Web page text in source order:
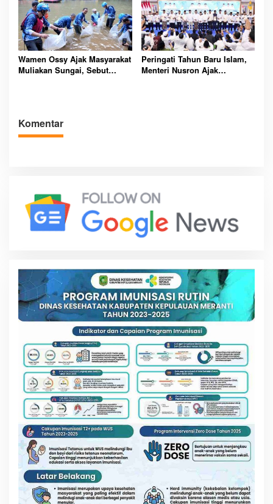
Wamen Ossy Ajak Masyarakat
Muliakan Sungai, Sebut
Peringati Tahun Baru Islam,
Menteri Nusron Ajak
Komentar